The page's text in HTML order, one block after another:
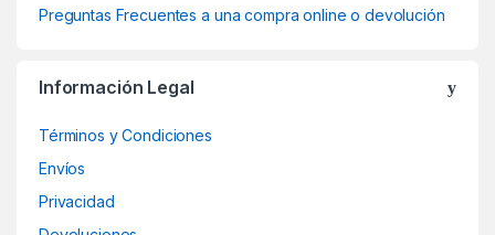
Preguntas Frecuentes a una compra online o devolución
Información Legal
Términos y Condiciones
Envíos
Privacidad